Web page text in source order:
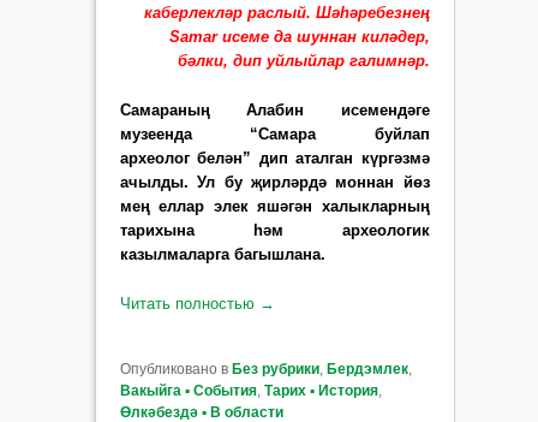
каберлекләр раслый. Шәһәребезнең
Samar исеме да шуннан киләдер,
бәлки, дип уйлыйлар галимнәр.
Самараның Алабин исемен­дәге
музеенда “Самара буйлап
археолог белән” дип аталган күргәзмә
ачылды. Ул бу җирләрдә моннан йөз
мең еллар элек яшәгән халыкларның
тарихына һәм археологик
казылмаларга багышлана.
Читать полностью →
Опубликовано в Без рубрики, Бердэмлек,
Вакыйга ▪ События, Тарих ▪ История,
Өлкәбездә ▪ В области